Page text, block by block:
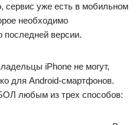
сервис уже есть в мобильном
необходимо
последней версии.
iPhone не могут,
для Android-смартфонов.
любым из трех способов: